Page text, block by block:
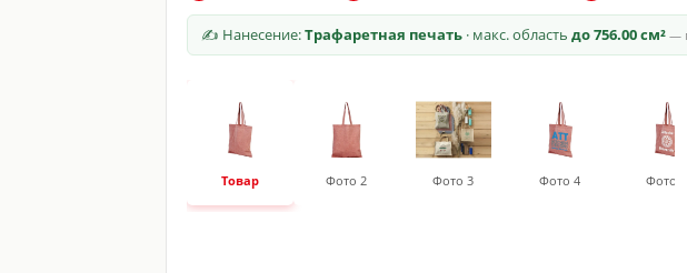
✍ Нанесение:Трафаретная печать· макс. область до 756.00 см²—
Товар Фото 2 Фото 3 Фото 4 Фото 5